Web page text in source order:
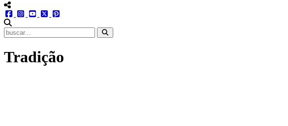
menu redes social
facebookinstagram
youtube
twitter
Tradição